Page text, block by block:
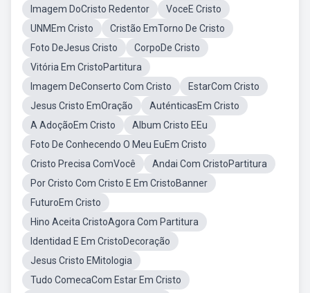
Imagem DoCristo Redentor
VoceE Cristo
UNMEm Cristo
Cristão EmTorno De Cristo
Foto DeJesus Cristo
CorpoDe Cristo
Vitória Em CristoPartitura
Imagem DeConserto Com Cristo
EstarCom Cristo
Jesus Cristo EmOração
AuténticasEm Cristo
A AdoçãoEm Cristo
Album Cristo EEu
Foto De Conhecendo O Meu EuEm Cristo
Cristo Precisa ComVocê
Andai Com CristoPartitura
Por Cristo Com Cristo E Em CristoBanner
FuturoEm Cristo
Hino Aceita CristoAgora Com Partitura
Identidad E Em CristoDecoração
Jesus Cristo EMitologia
Tudo ComecaCom Estar Em Cristo